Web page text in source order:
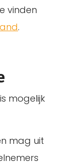
vinden
.
mogelijk
mag uit